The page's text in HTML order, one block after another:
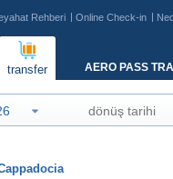
Rehberi Online Check-in
transfer AERO PASS